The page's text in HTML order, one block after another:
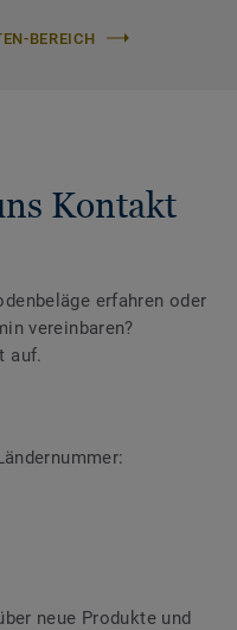
BEREICH
Kontakt
erfahren oder
vereinbaren?
auf.
neue Produkte und